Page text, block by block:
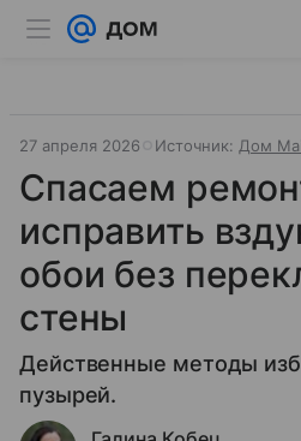
27 апреля 2026 Источник: Дом
Спасаем
исправить
обои без
стены
Действенные методы
пузырей.